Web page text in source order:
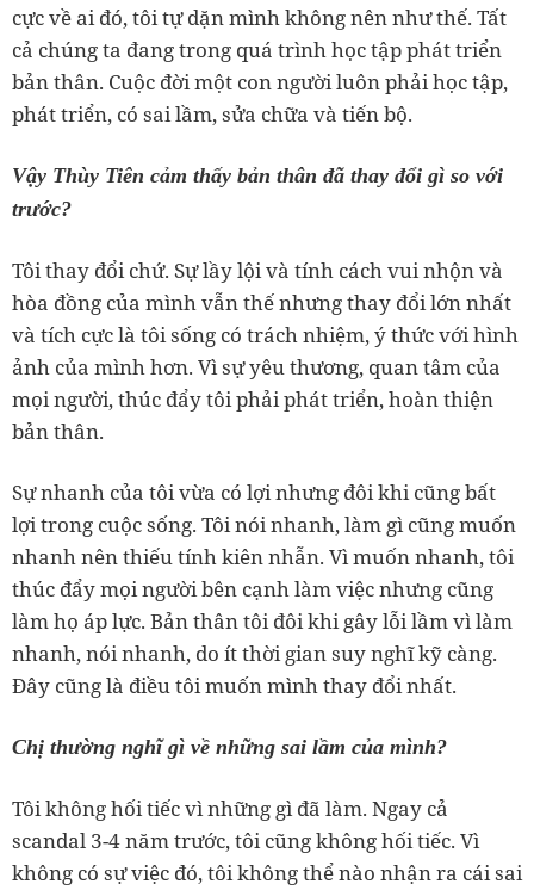
cực về ai đó, tôi tự dặn mình không nên như thế. Tất
cả chúng ta đang trong quá trình học tập phát triển
bản thân. Cuộc đời một con người luôn phải học tập,
phát triển, có sai lầm, sửa chữa và tiến bộ.
Vậy Thùy Tiên cảm thấy bản thân đã thay đổi gì so với
trước?
Tôi thay đổi chứ. Sự lầy lội và tính cách vui nhộn và
hòa đồng của mình vẫn thế nhưng thay đổi lớn nhất
và tích cực là tôi sống có trách nhiệm, ý thức với hình
ảnh của mình hơn. Vì sự yêu thương, quan tâm của
mọi người, thúc đẩy tôi phải phát triển, hoàn thiện
bản thân.
Sự nhanh của tôi vừa có lợi nhưng đôi khi cũng bất
lợi trong cuộc sống. Tôi nói nhanh, làm gì cũng muốn
nhanh nên thiếu tính kiên nhẫn. Vì muốn nhanh, tôi
thúc đẩy mọi người bên cạnh làm việc nhưng cũng
làm họ áp lực. Bản thân tôi đôi khi gây lỗi lầm vì làm
nhanh, nói nhanh, do ít thời gian suy nghĩ kỹ càng.
Đây cũng là điều tôi muốn mình thay đổi nhất.
Chị thường nghĩ gì về những sai lầm của mình?
Tôi không hối tiếc vì những gì đã làm. Ngay cả
scandal 3-4 năm trước, tôi cũng không hối tiếc. Vì
không có sự việc đó, tôi không thể nào nhận ra cái sai